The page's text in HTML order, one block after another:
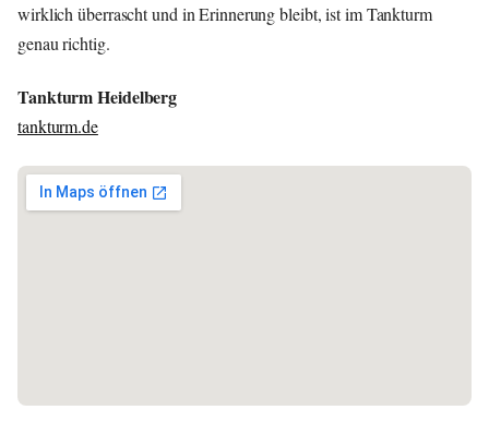
wirklich überrascht und in Erinnerung bleibt, ist im Tankturm
genau richtig.
Tankturm Heidelberg
tankturm.de